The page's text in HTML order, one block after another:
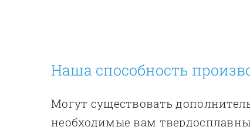
Наша способность
Могут существовать
необходимые вам